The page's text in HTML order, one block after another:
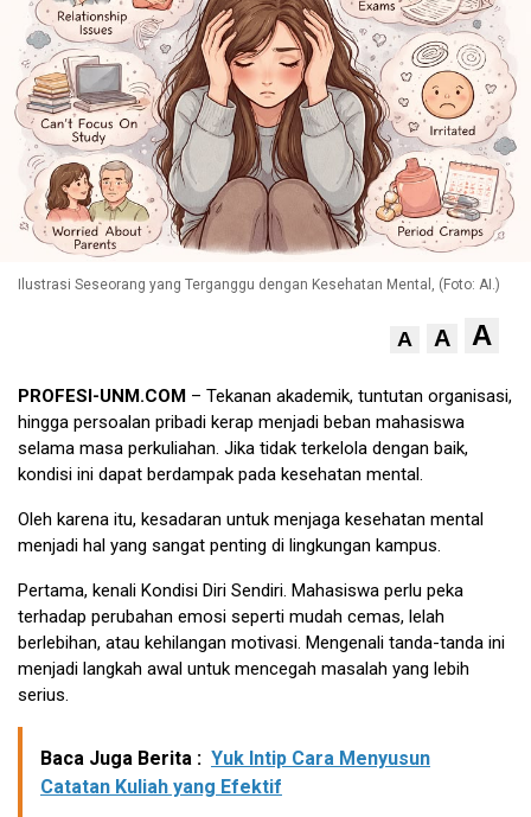
Ilustrasi Seseorang yang Terganggu dengan Kesehatan Mental, (Foto: AI.)
A A A
PROFESI-UNM.COM – Tekanan akademik, tuntutan organisasi,
hingga persoalan pribadi kerap menjadi beban mahasiswa
selama masa perkuliahan. Jika tidak terkelola dengan baik,
kondisi ini dapat berdampak pada kesehatan mental.
Oleh karena itu, kesadaran untuk menjaga kesehatan mental
menjadi hal yang sangat penting di lingkungan kampus.
Pertama, kenali Kondisi Diri Sendiri. Mahasiswa perlu peka
terhadap perubahan emosi seperti mudah cemas, lelah
berlebihan, atau kehilangan motivasi. Mengenali tanda-tanda ini
menjadi langkah awal untuk mencegah masalah yang lebih
serius.
Baca Juga Berita : Yuk Intip Cara Menyusun
Catatan Kuliah yang Efektif